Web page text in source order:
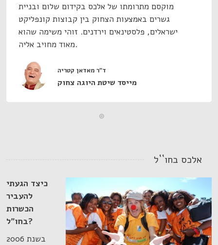
מוקסם מתרומתו של אלכס בקידום שלום ובניית
גשרים באמצעות הצחוק בין קבוצות קונפליקט
ישראלים, פלסטינאים וירדנים. זוהי משימה שהוא
מאוד מחויב אליה.
ד”ר מאדאן קטריה
מייסד שיטת היוגה צחוק
אלכס בחו``ל
כיצד הגעתי
להעביר
הכשרות
בחו”ל?
בשנת 2006